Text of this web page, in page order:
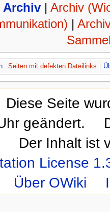
Archiv| Archiv
|
: Seiten mit defekten Dateilinks
Diese Seite
geändert.
Der Inhalt ist
License
Über OWiki